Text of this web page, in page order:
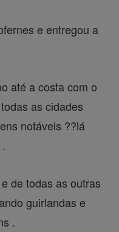
e entregou a
até a costa com o
as cidades
notáveis ??lá
de todas as outras
guirlandas e
.